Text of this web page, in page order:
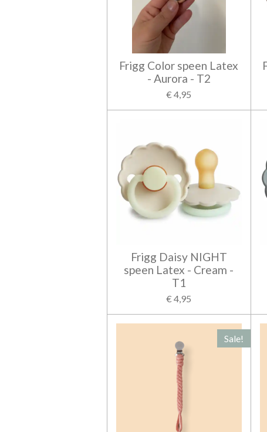
Frigg Color speen Latex
- Aurora - T2
€ 4,95
Frigg Daisy NIGHT
speen Latex - Cream -
T1
€ 4,95
Sale!